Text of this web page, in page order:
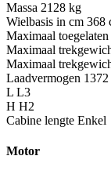
Massa 2128 kg
Wielbasis in cm 368
Maximaal
Maximaal
Maximaal
Laadvermogen
L L3
H H2
Cabine lengte Enkel
Motor